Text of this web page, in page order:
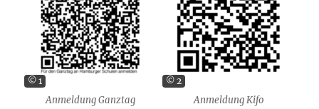
© 1
Anmeldung Ganztag
© 2
Anmeldung Kifo